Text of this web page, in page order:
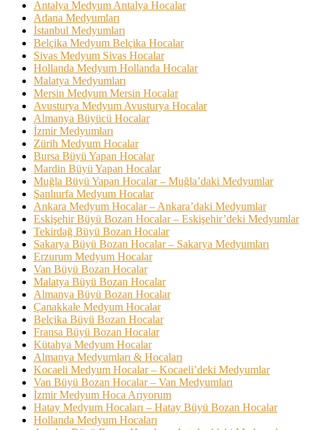
Antalya Medyum Antalya Hocalar
Adana Medyumları
İstanbul Medyumları
Belçika Medyum Belçika Hocalar
Sivas Medyum Sivas Hocalar
Hollanda Medyum Hollanda Hocalar
Malatya Medyumları
Mersin Medyum Mersin Hocalar
Avusturya Medyum Avusturya Hocalar
Almanya Büyücü Hocalar
İzmir Medyumları
Zürih Medyum Hocalar
Bursa Büyü Yapan Hocalar
Mardin Büyü Yapan Hocalar
Muğla Büyü Yapan Hocalar – Muğla’daki Medyumlar
Şanlıurfa Medyum Hocalar
Ankara Medyum Hocalar – Ankara’daki Medyumlar
Eskişehir Büyü Bozan Hocalar – Eskişehir’deki Medyumlar
Tekirdağ Büyü Bozan Hocalar
Sakarya Büyü Bozan Hocalar – Sakarya Medyumları
Erzurum Medyum Hocalar
Van Büyü Bozan Hocalar
Malatya Büyü Bozan Hocalar
Almanya Büyü Bozan Hocalar
Çanakkale Medyum Hocalar
Belçika Büyü Bozan Hocalar
Fransa Büyü Bozan Hocalar
Kütahya Medyum Hocalar
Almanya Medyumları & Hocaları
Kocaeli Medyum Hocalar – Kocaeli’deki Medyumlar
Van Büyü Bozan Hocalar – Van Medyumları
İzmir Medyum Hoca Arıyorum
Hatay Medyum Hocaları – Hatay Büyü Bozan Hocalar
Hollanda Medyum Hocaları